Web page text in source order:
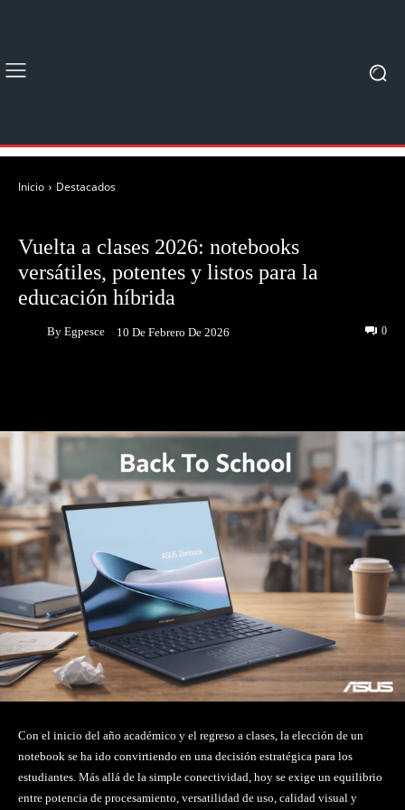
Inicio Destacados
Vuelta a clases 2026: notebooks
versátiles, potentes y listos para la
educación híbrida
By Egpesce 10 De Febrero De 2026 0
Con el inicio del año académico y el regreso a clases, la elección de un
notebook se ha ido convirtiendo en una decisión estratégica para los
estudiantes. Más allá de la simple conectividad, hoy se exige un equilibrio
entre potencia de procesamiento, versatilidad de uso, calidad visual y